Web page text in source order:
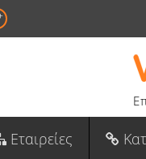
Εταιρείες